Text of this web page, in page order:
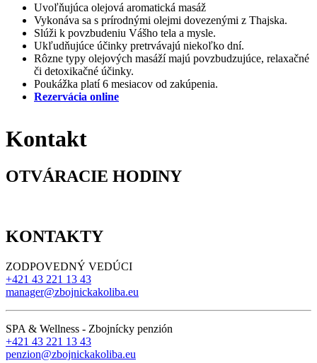
Uvoľňujúca olejová aromatická masáž
Vykonáva sa s prírodnými olejmi dovezenými z Thajska.
Slúži k povzbudeniu Vášho tela a mysle.
Ukľudňujúce účinky pretrvávajú niekoľko dní.
Rôzne typy olejových masáží majú povzbudzujúce, relaxačné
či detoxikačné účinky.
Poukážka platí 6 mesiacov od zakúpenia.
Rezervácia online
Kontakt
OTVÁRACIE HODINY
KONTAKTY
ZODPOVEDNÝ VEDÚCI
+421 43 221 13 43
manager@zbojnickakoliba.eu
SPA & Wellness - Zbojnícky penzión
+421 43 221 13 43
penzion@zbojnickakoliba.eu